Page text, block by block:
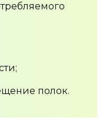
полок.